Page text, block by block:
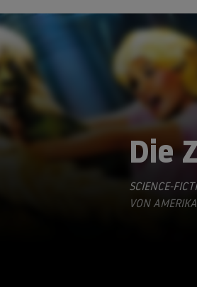
Die
SCIENCE-
VON